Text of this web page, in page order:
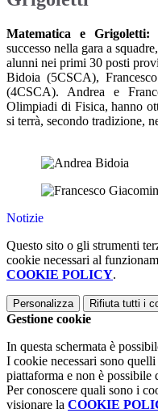
Matematica e Grigoletti:
successo nella gara a
alunni nei primi 30 posti
Bidoia (5CSCA),
(4CSCA). Andrea e
Olimpiadi di Fisica, hanno
si terrà, secondo tradizione,
Notizie
Questo sito o gli strumenti
cookie necessari al
COOKIE POLICY.
Personalizza Rifiuta tutti i
Gestione cookie
In questa schermata è
I cookie necessari sono
piattaforma e non è possibile
Per conoscere quali sono i
visionare la COOKIE